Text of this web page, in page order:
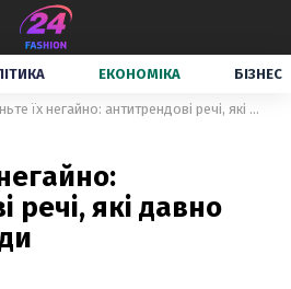
ЕКОНОМІКА БІЗНЕС
Викиньте їх негайно: антитрендові речі, які давно вийшли з моди
речі, які давно